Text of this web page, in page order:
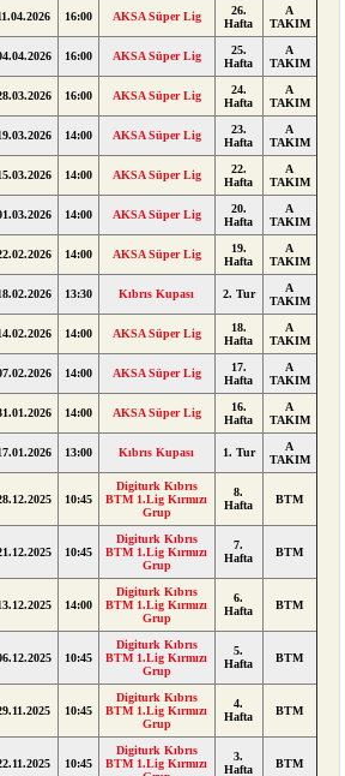
16:00 AKSA Süper Lig
26.
Hafta
A
TAKIM
16:00 AKSA Süper Lig
25.
Hafta
A
TAKIM
16:00 AKSA Süper Lig
24.
Hafta
A
TAKIM
14:00 AKSA Süper Lig
23.
Hafta
A
TAKIM
14:00 AKSA Süper Lig
22.
Hafta
A
TAKIM
14:00 AKSA Süper Lig
20.
Hafta
A
TAKIM
14:00 AKSA Süper Lig
19.
Hafta
A
TAKIM
13:30 Kıbrıs Kupası 2. Tur
A
TAKIM
14:00 AKSA Süper Lig
18.
Hafta
A
TAKIM
14:00 AKSA Süper Lig
17.
Hafta
A
TAKIM
14:00 AKSA Süper Lig
16.
Hafta
A
TAKIM
13:00 Kıbrıs Kupası 1. Tur
A
TAKIM
10:45
Digiturk Kıbrıs
BTM 1.Lig Kırmızı
Grup
8.
Hafta
BTM
10:45
Digiturk Kıbrıs
BTM 1.Lig Kırmızı
Grup
7.
Hafta
BTM
14:00
Digiturk Kıbrıs
BTM 1.Lig Kırmızı
Grup
6.
Hafta
BTM
10:45
Digiturk Kıbrıs
BTM 1.Lig Kırmızı
Grup
5.
Hafta
BTM
10:45
Digiturk Kıbrıs
BTM 1.Lig Kırmızı
Grup
4.
Hafta
BTM
10:45
Digiturk Kıbrıs
BTM 1.Lig Kırmızı
3.
Hafta
BTM